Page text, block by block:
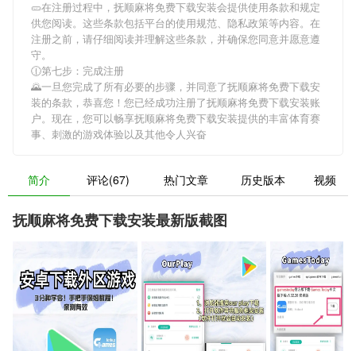
🥒在注册过程中， 抚顺麻将免费下载安装会提供使用条款和规定
供您阅读。这些条款包括平台的使用规范、隐私政策等内容。在
注册之前，请仔细阅读并理解这些条款，并确保您同意并愿意遵
守。
🕧第七步：完成注册
🌄一旦您完成了所有必要的步骤，并同意了抚顺麻将免费下载安
装的条款，恭喜您！您已经成功注册了抚顺麻将免费下载安装账
户。现在，您可以畅享抚顺麻将免费下载安装提供的丰富体育赛
事、刺激的游戏体验以及其他令人兴奋
简介 评论(67) 热门文章 历史版本 视频
抚顺麻将免费下载安装最新版截图